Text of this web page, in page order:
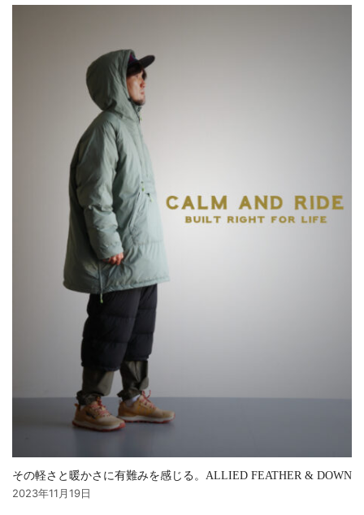
その軽さと暖かさに有難みを感じる。ALLIED FEATHER & DOWN
2023年11月19日